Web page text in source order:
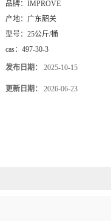
品牌： IMPROVE
产地： 广东韶关
型号： 25公斤/桶
cas： 497-30-3
发布日期： 2025-10-15
更新日期： 2026-06-23